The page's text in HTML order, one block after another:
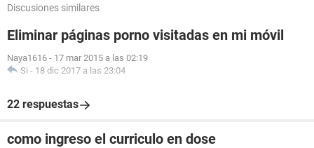
Discusiones similares
Eliminar páginas porno visitadas en mi móvil
Naya1616 - 17 mar 2015 a las 02:19
Si - 18 dic 2017 a las 23:04
22 respuestas
como ingreso el curriculo en dose